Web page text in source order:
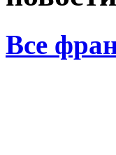
Все